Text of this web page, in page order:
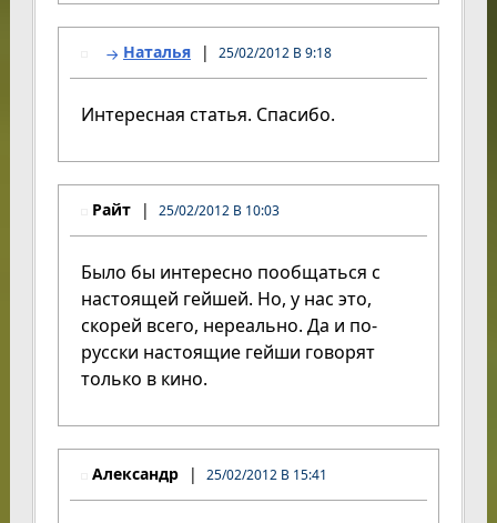
Наталья 25/02/2012 В 9:18
Интересная статья. Спасибо.
Райт 25/02/2012 В 10:03
Было бы интересно пообщаться с
настоящей гейшей. Но, у нас это,
скорей всего, нереально. Да и по-
русски настоящие гейши говорят
только в кино.
Александр 25/02/2012 В 15:41